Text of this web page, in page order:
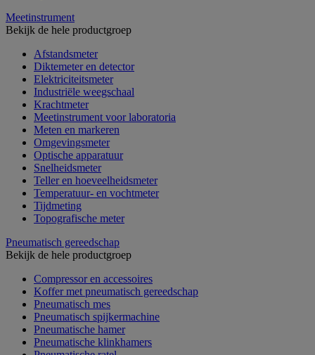
Meetinstrument
Bekijk de hele productgroep
Afstandsmeter
Diktemeter en detector
Elektriciteitsmeter
Industriële weegschaal
Krachtmeter
Meetinstrument voor laboratoria
Meten en markeren
Omgevingsmeter
Optische apparatuur
Snelheidsmeter
Teller en hoeveelheidsmeter
Temperatuur- en vochtmeter
Tijdmeting
Topografische meter
Pneumatisch gereedschap
Bekijk de hele productgroep
Compressor en accessoires
Koffer met pneumatisch gereedschap
Pneumatisch mes
Pneumatisch spijkermachine
Pneumatische hamer
Pneumatische klinkhamers